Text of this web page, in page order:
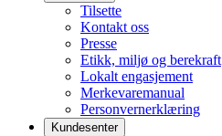
Tilsette
Kontakt oss
Presse
Etikk, miljø og berekraft
Lokalt engasjement
Merkevaremanual
Personvernerklæring
Kundesenter